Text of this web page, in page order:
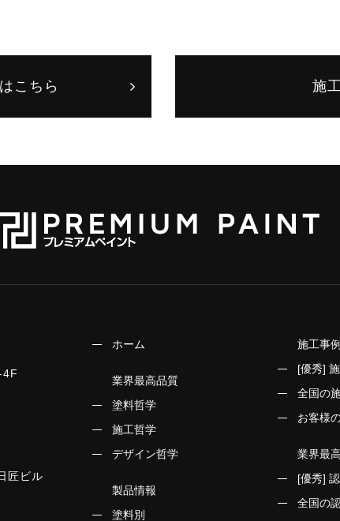
こちら 施
4F
匠ビル
ホーム
業界最高品質
塗料哲学
施工哲学
デザイン哲学
製品情報
塗料別
施工事
[優秀]
全国の
お客様
業界最
[優秀]
全国の